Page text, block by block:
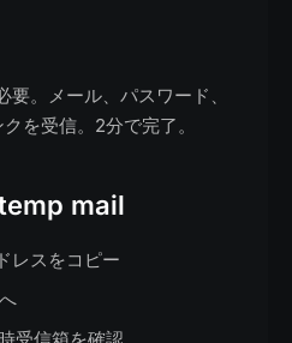
。メール、パスワード、
を受信。2分で完了。
mail
レスをコピー
へ